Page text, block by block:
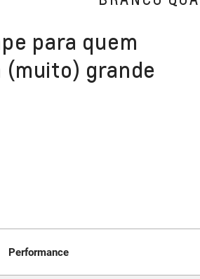
para quem
(muito) grande
Performance